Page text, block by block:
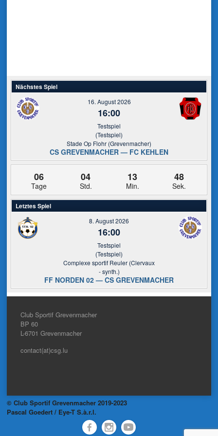
Nächstes Spiel
16. August 2026
16:00
Testspiel
(Testspiel)
Stade Op Flohr (Grevenmacher)
CS GREVENMACHER — FC KEHLEN
06
Tage
04
Std.
13
Min.
48
Sek.
Letztes Spiel
8. August 2026
16:00
Testspiel
(Testspiel)
Complexe sportif Reuler (Clervaux
- synth.)
FF NORDEN 02 — CS GREVENMACHER
Club Sportif Grevenmacher
BP 60
L-6701 Grevenmacher
contact(at)csg.lu
© Club Sportif Grevenmacher 2019-2023
Pascal Goedert / Eye-T S.à.r.l.